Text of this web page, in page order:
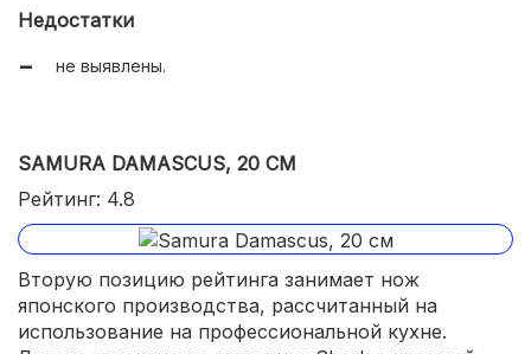
Недостатки
не выявлены.
SAMURA DAMASCUS, 20 СМ
Рейтинг: 4.8
Вторую позицию рейтинга занимает нож
японского производства, рассчитанный на
использование на профессиональной кухне.